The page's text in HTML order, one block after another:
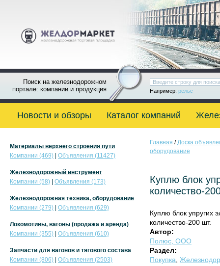
Поиск на железнодорожном
портале: компании и продукция
Например: рельс
Новости и обзоры Каталог компаний
Главная /Доска
оборудование
Куплю блок
количество-
Куплю блок упругих
количество-200 шт.
Автор:
Полюс, ООО
Раздел:
Покупка
Материалы верхнего строения пути
Компании (469)
Объявления (11427)
Железнодорожный инструмент
Компании (58)
Объявления (173)
Железнодорожная техника, оборудование
Компании (279)
Объявления (629)
Локомотивы, вагоны (продажа и аренда)
Компании (355)
Объявления (610)
Запчасти для вагонов и тягового состава
Компании (806)
Объявления (2503)